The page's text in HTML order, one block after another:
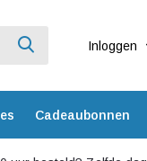
Inloggen
Cadeaubonnen